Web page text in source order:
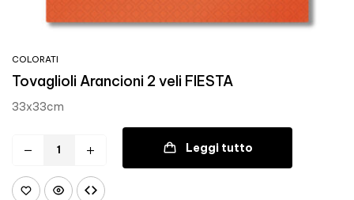
COLORATI
Tovaglioli Arancioni 2 veli FIESTA
33x33cm
Leggi tutto